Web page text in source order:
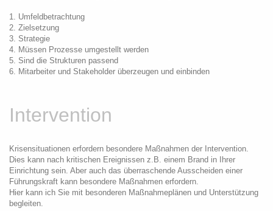
1. Umfeldbetrachtung
2. Zielsetzung
3. Strategie
4. Müssen Prozesse umgestellt werden
5. Sind die Strukturen passend
6. Mitarbeiter und Stakeholder überzeugen und einbinden
Intervention
Krisensituationen erfordern besondere Maßnahmen der Intervention.
Dies kann nach kritischen Ereignissen z.B. einem Brand in Ihrer
Einrichtung sein. Aber auch das überraschende Ausscheiden einer
Führungskraft kann besondere Maßnahmen erfordern.
Hier kann ich Sie mit besonderen Maßnahmeplänen und Unterstützung
begleiten.